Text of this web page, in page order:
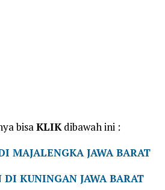
bisaKLIKdibawah ini :
MAJALENGKA JAWA BARAT
KUNINGAN JAWA BARAT